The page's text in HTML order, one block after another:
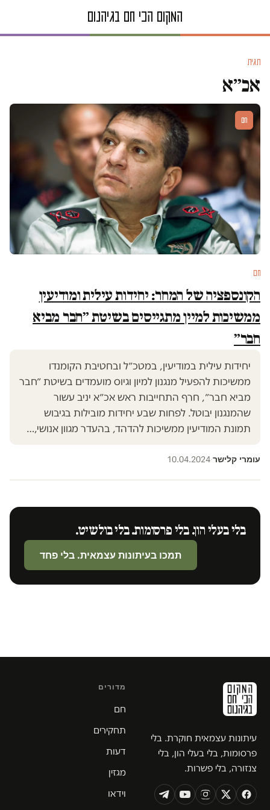
תגית
אכ״א
חם
חם
הקונספציה של המחר: יחידות עילית ומודיעין
ממשיכות למיין מתגייסים בשיטת ״חבר מביא
חבר״
יחידות עילית במודיעין, במטכ״ל ובחטיבת הקומנדו
ממשיכות להפעיל מנגנון למיון וגיוס מועמדים בשיטת ״חבר
מביא חבר״, חרף התחייבות ראש אכ״א יניב עשור
שהמנגנון יבוטל. לפחות שבע יחידות מובילות בגיבוש
תמונת המודיעין ממשיכות להדהד, בהעדר מגוון אנושי,…
עומרי קלישר·
10.04.2024
בלי בעלי הון. בלי פרסומות. בלי בולשיט.
תמכו בעיתונות עצמאית. בלי פחד
עיתונות עצמאית חוקרת. בלי
פרסומות, בלי בעלי הון, בלי
צנזורה, בלי פשרות.
מדורים
חם
תחקירים
דעות
מגזין
וידאו